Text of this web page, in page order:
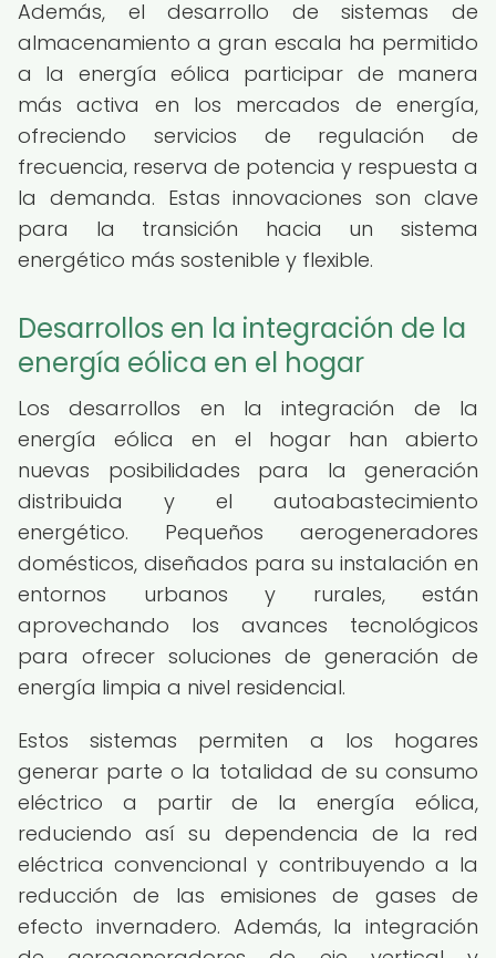
Además, el desarrollo de sistemas de
almacenamiento a gran escala ha permitido
a la energía eólica participar de manera
más activa en los mercados de energía,
ofreciendo servicios de regulación de
frecuencia, reserva de potencia y respuesta a
la demanda. Estas innovaciones son clave
para la transición hacia un sistema
energético más sostenible y flexible.
Desarrollos en la integración de la
energía eólica en el hogar
Los desarrollos en la integración de la
energía eólica en el hogar han abierto
nuevas posibilidades para la generación
distribuida y el autoabastecimiento
energético. Pequeños aerogeneradores
domésticos, diseñados para su instalación en
entornos urbanos y rurales, están
aprovechando los avances tecnológicos
para ofrecer soluciones de generación de
energía limpia a nivel residencial.
Estos sistemas permiten a los hogares
generar parte o la totalidad de su consumo
eléctrico a partir de la energía eólica,
reduciendo así su dependencia de la red
eléctrica convencional y contribuyendo a la
reducción de las emisiones de gases de
efecto invernadero. Además, la integración